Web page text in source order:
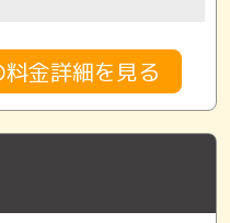
金詳細を見る